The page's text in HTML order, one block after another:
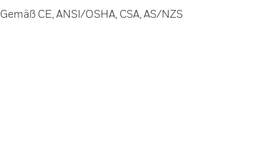
Gemäß CE, ANSI/OSHA, CSA, AS/NZS